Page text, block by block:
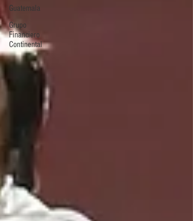
Guatemala
Grupo
Financiero
Continental